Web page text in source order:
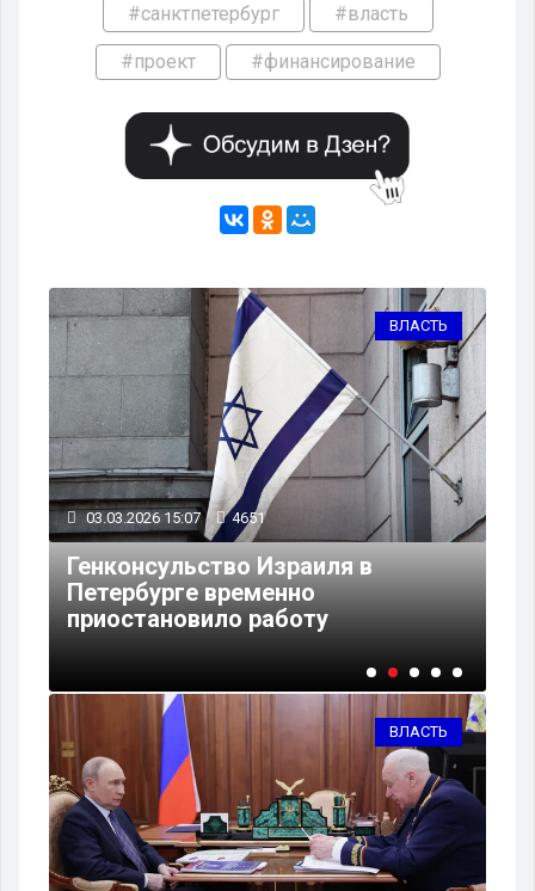
#санктпетербург #власть
#проект #финансирование
ВЛАСТЬ
03.03.2026 15:07 4651
Генконсульство Израиля в
Петербурге временно
приостановило работу
ВЛАСТЬ